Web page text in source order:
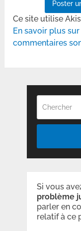
Ce site utilise
En savoir plus
commentaires
Si vous
problème
parler en
relatif à ce